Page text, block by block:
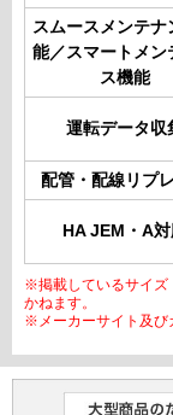
スムースメンテナ
能／スマートメン
ス機能
運転データ収
配管・配線リプ
HA JEM・A
※掲載しているサイズ
かねます。
※メーカーサイト及び